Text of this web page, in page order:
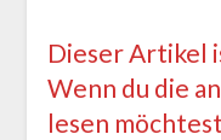
Dieser Artikel
Wenn du die
lesen